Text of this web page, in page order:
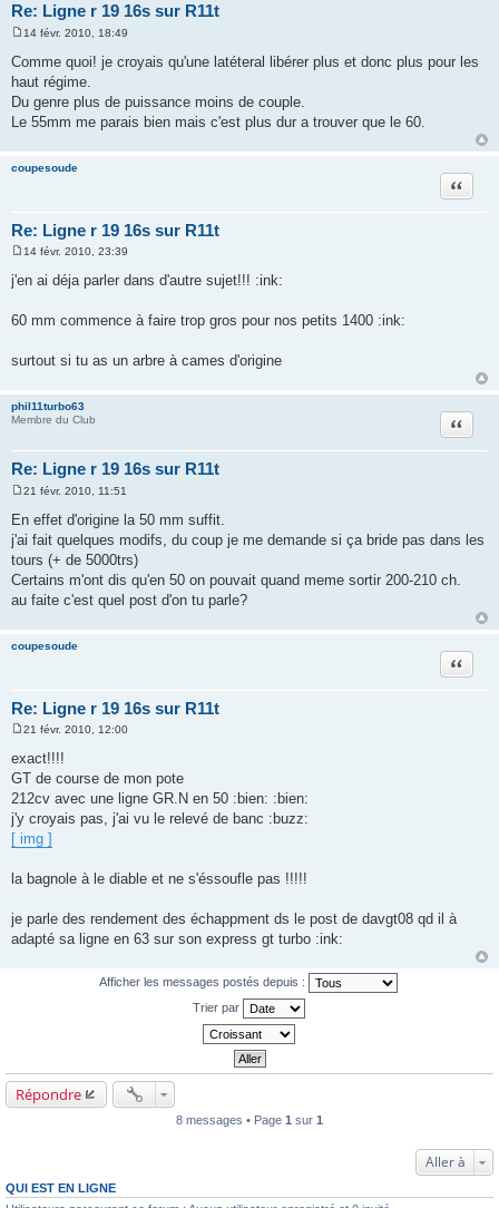
Re: Ligne r 19 16s sur R11t
s
s
g
e
14 févr. 2010, 18:49
Comme quoi! je croyais qu'une latéteral libérer plus et donc plus pour les
haut régime.
Du genre plus de puissance moins de couple.
Le 55mm me parais bien mais c'est plus dur a trouver que le 60.
coupesoude
Re: Ligne r 19 16s sur R11t
Citation
s
a
g
14 févr. 2010, 23:39
j'en ai déja parler dans d'autre sujet!!! :ink:
60 mm commence à faire trop gros pour nos petits 1400 :ink:
surtout si tu as un arbre à cames d'origine
phil11turbo63
Membre du Club
Re: Ligne r 19 16s sur R11t
Citation
s
s
g
e
21 févr. 2010, 11:51
En effet d'origine la 50 mm suffit.
j'ai fait quelques modifs, du coup je me demande si ça bride pas dans les
tours (+ de 5000trs)
Certains m'ont dis qu'en 50 on pouvait quand meme sortir 200-210 ch.
au faite c'est quel post d'on tu parle?
coupesoude
Re: Ligne r 19 16s sur R11t
Citation
s
a
g
e
21 févr. 2010, 12:00
exact!!!!
GT de course de mon pote
212cv avec une ligne GR.N en 50 :bien: :bien:
j'y croyais pas, j'ai vu le relevé de banc :buzz:
[ img ]
la bagnole à le diable et ne s'éssoufle pas !!!!!
je parle des rendement des échappment ds le post de davgt08 qd il à
adapté sa ligne en 63 sur son express gt turbo :ink:
Afficher les messages postés depuis :
Trier par
Répondre
8 messages • Page 1 sur 1
Aller à
QUI EST EN LIGNE